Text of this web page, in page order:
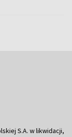
S.A. w likwidacji,